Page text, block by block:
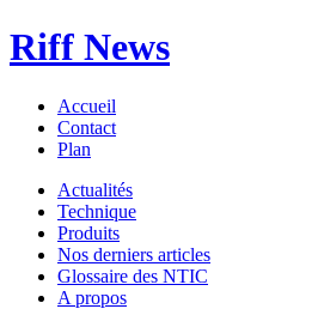
Riff News
Accueil
Contact
Plan
Actualités
Technique
Produits
Nos derniers articles
Glossaire des NTIC
A propos